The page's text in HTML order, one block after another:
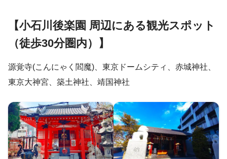
【小石川後楽園 周辺にある観光スポット
（徒歩30分圏内）】
源覚寺(こんにゃく閻魔)、東京ドームシティ、赤城神社、
東京大神宮、築土神社、靖国神社